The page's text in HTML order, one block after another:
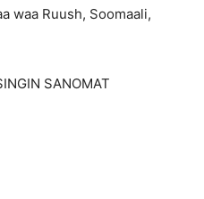
waa Ruush, Soomaali,
SANOMAT